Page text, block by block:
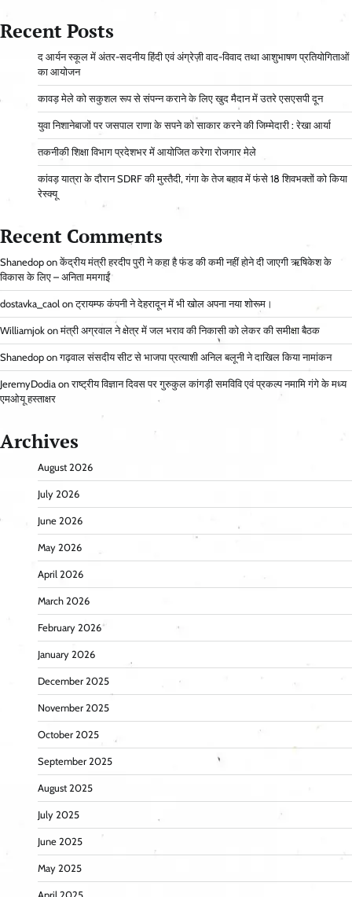
Recent Posts
द आर्यन स्कूल में अंतर-सदनीय हिंदी एवं अंग्रेज़ी वाद-विवाद तथा आशुभाषण प्रतियोगिताओं
का आयोजन
कावड़ मेले को सकुशल रूप से संपन्न कराने के लिए खुद मैदान में उतरे एसएसपी दून
युवा निशानेबाजों पर जसपाल राणा के सपने को साकार करने की जिम्मेदारी : रेखा आर्या
तकनीकी शिक्षा विभाग प्रदेशभर में आयोजित करेगा रोजगार मेले
कांवड़ यात्रा के दौरान SDRF की मुस्तैदी, गंगा के तेज बहाव में फंसे 18 शिवभक्तों को किया
रेस्क्यू
Recent Comments
Shanedop onकेंद्रीय मंत्री हरदीप पुरी ने कहा है फंड की कमी नहीं होने दी जाएगी ऋषिकेश के
विकास के लिए – अनिता ममगाईं
dostavka_caol onट्रायम्फ कंपनी ने देहरादून में भी खोल अपना नया शोरूम।
Williamjok onमंत्री अग्रवाल ने क्षेत्र में जल भराव की निकासी को लेकर की समीक्षा बैठक
Shanedop onगढ़वाल संसदीय सीट से भाजपा प्रत्याशी अनिल बलूनी ने दाखिल किया नामांकन
JeremyDodia onराष्ट्रीय विज्ञान दिवस पर गुरुकुल कांगड़ी समविवि एवं प्रकल्प नमामि गंगे के मध्य
एमओयू हस्ताक्षर
Archives
August 2026
July 2026
June 2026
May 2026
April 2026
March 2026
February 2026
January 2026
December 2025
November 2025
October 2025
September 2025
August 2025
July 2025
June 2025
May 2025